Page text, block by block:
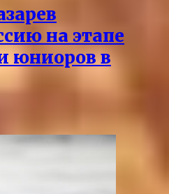
на этапе
юниоров в